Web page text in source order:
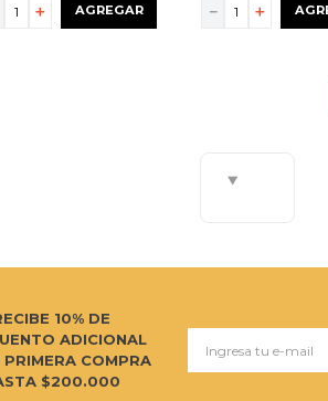
＋ AGREGAR ＋
－
10% DE
ADICIONAL
PRIMERA COMPRA
$200.000